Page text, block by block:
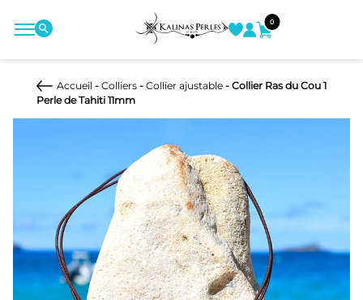
0
Accueil - Colliers- Collier ajustable- Collier Ras du Cou 1
Perle de Tahiti 11mm